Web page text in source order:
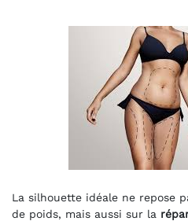
La silhouette idéale ne repose
de poids, mais aussi sur la